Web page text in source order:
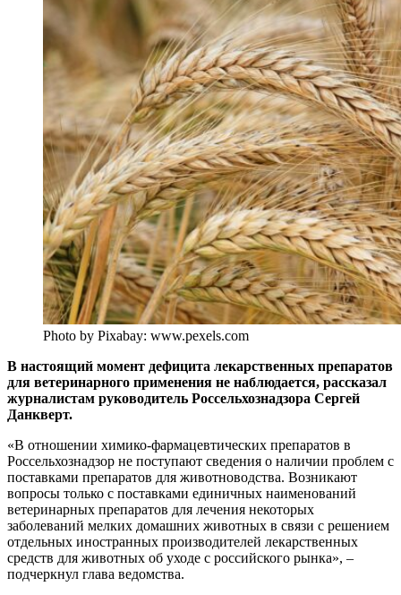
Photo by Pixabay: www.pexels.com
В настоящий момент дефицита лекарственных препаратов
для ветеринарного применения не наблюдается, рассказал
журналистам руководитель Россельхознадзора Сергей
Данкверт.
«В отношении химико-фармацевтических препаратов в
Россельхознадзор не поступают сведения о наличии проблем с
поставками препаратов для животноводства. Возникают
вопросы только с поставками единичных наименований
ветеринарных препаратов для лечения некоторых
заболеваний мелких домашних животных в связи с решением
отдельных иностранных производителей лекарственных
средств для животных об уходе с российского рынка», –
подчеркнул глава ведомства.